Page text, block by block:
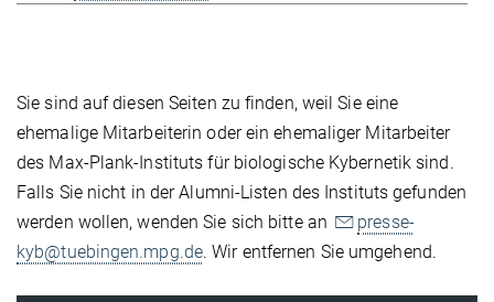
Sie sind auf diesen Seiten zu finden, weil Sie eine
ehemalige Mitarbeiterin oder ein ehemaliger Mitarbeiter
des Max-Plank-Instituts für biologische Kybernetik sind.
Falls Sie nicht in der Alumni-Listen des Instituts gefunden
werden wollen, wenden Sie sich bitte an
presse-
kyb@tuebingen.mpg.de. Wir entfernen Sie umgehend.